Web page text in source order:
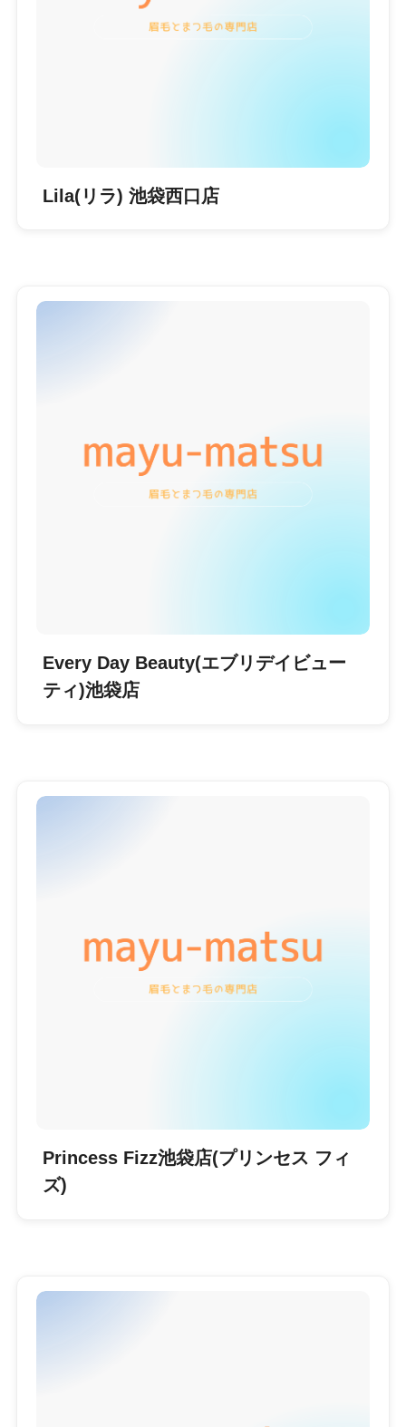
Lila(リラ) 池袋西口店
Every Day Beauty(エブリデイビュー
ティ)池袋店
Princess Fizz池袋店(プリンセス フィ
ズ)